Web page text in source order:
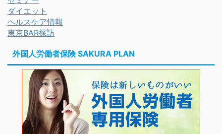
ダイエット
ヘルスケア情報
東京BAR探訪
外国人労働者保険 SAKURA PLAN